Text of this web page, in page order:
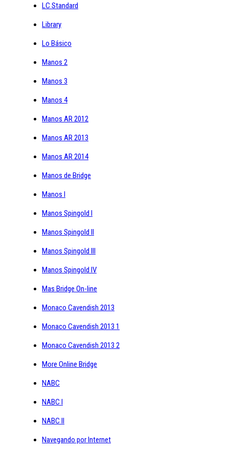
LC Standard
Library
Lo Básico
Manos 2
Manos 3
Manos 4
Manos AR 2012
Manos AR 2013
Manos AR 2014
Manos de Bridge
Manos I
Manos Spingold I
Manos Spingold II
Manos Spingold III
Manos Spingold IV
Mas Bridge On-line
Monaco Cavendish 2013
Monaco Cavendish 2013 1
Monaco Cavendish 2013 2
More Online Bridge
NABC
NABC I
NABC II
Navegando por Internet